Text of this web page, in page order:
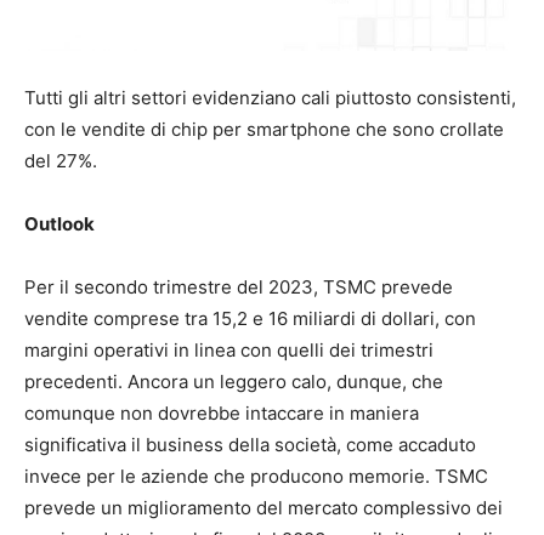
Tutti gli altri settori evidenziano cali piuttosto consistenti,
con le vendite di chip per smartphone che sono crollate
del 27%.
Outlook
Per il secondo trimestre del 2023, TSMC prevede
vendite comprese tra 15,2 e 16 miliardi di dollari, con
margini operativi in linea con quelli dei trimestri
precedenti. Ancora un leggero calo, dunque, che
comunque non dovrebbe intaccare in maniera
significativa il business della società, come accaduto
invece per le aziende che producono memorie. TSMC
prevede un miglioramento del mercato complessivo dei